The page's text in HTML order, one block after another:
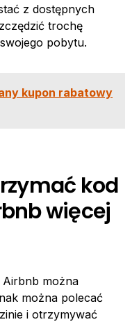
z dostępnych
trochę
pobytu.
kupon rabatowy
kod
więcej
Airbnb można
można polecać
i otrzymywać